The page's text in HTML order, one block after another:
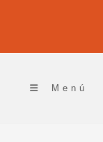
Menú